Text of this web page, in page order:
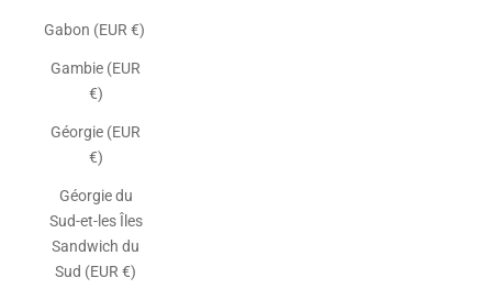
Gabon (EUR €)
Gambie (EUR
€)
Géorgie (EUR
€)
Géorgie du
Sud-et-les Îles
Sandwich du
Sud (EUR €)